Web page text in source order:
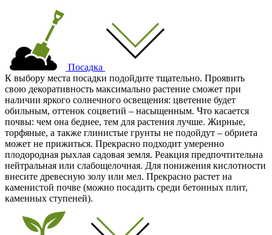
Посадка
К выбору места посадки подойдите тщательно. Проявить
свою декоративность максимально растение сможет при
наличии яркого солнечного освещения: цветение будет
обильным, оттенок соцветий – насыщенным. Что касается
почвы: чем она беднее, тем для растения лучше. Жирные,
торфяные, а также глинистые грунты не подойдут – обриета
может не прижиться. Прекрасно подходит умеренно
плодородная рыхлая садовая земля. Реакция предпочтительна
нейтральная или слабощелочная. Для понижения кислотности
внесите древесную золу или мел. Прекрасно растет на
каменистой почве (можно посадить среди бетонных плит,
каменных ступеней).